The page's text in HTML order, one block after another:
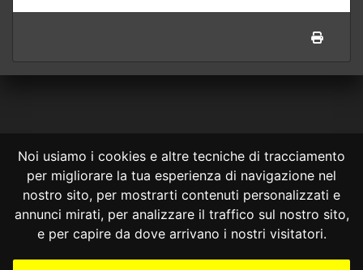
Noi usiamo i cookies e altre tecniche di tracciamento
per migliorare la tua esperienza di navigazione nel
nostro sito, per mostrarti contenuti personalizzati e
annunci mirati, per analizzare il traffico sul nostro sito,
e per capire da dove arrivano i nostri visitatori.
CONSULTA ONLINE DAL 1995 -NOTE LEGALI
Consulta OnLine non ha prodotto e non è responsabile per i contenuti e
le informazioni legali di siti collegati.
costituisce una relazione di consulenza legale.